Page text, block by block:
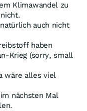
Klimawandel zu
auch nicht
haben
Krieg (sorry, small
wäre alles viel
nächsten Mal